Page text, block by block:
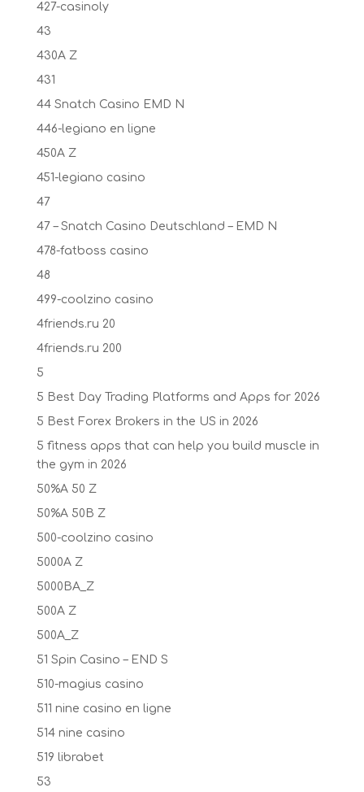
427-casinoly
43
430A Z
431
44 Snatch Casino EMD N
446-legiano en ligne
450A Z
451-legiano casino
47
47 – Snatch Casino Deutschland – EMD N
478-fatboss casino
48
499-coolzino casino
4friends.ru 20
4friends.ru 200
5
5 Best Day Trading Platforms and Apps for 2026
5 Best Forex Brokers in the US in 2026
5 fitness apps that can help you build muscle in
the gym in 2026
50%A 50 Z
50%A 50B Z
500-coolzino casino
5000A Z
5000BA_Z
500A Z
500A_Z
51 Spin Casino – END S
510-magius casino
511 nine casino en ligne
514 nine casino
519 librabet
53